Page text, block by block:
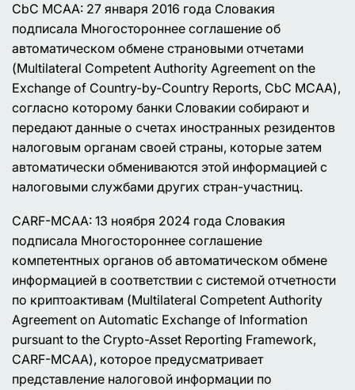
CbC MCAA: 27 января 2016 года Словакия
подписала Многостороннее соглашение об
автоматическом обмене страновыми отчетами
(Multilateral Competent Authority Agreement on the
Exchange of Country-by-Country Reports, CbC MCAA),
согласно которому банки Словакии собирают и
передают данные о счетах иностранных резидентов
налоговым органам своей страны, которые затем
автоматически обмениваются этой информацией с
налоговыми службами других стран-участниц.
CARF-MCAA: 13 ноября 2024 года Словакия
подписала Многостороннее соглашение
компетентных органов об автоматическом обмене
информацией в соответствии с системой отчетности
по криптоактивам (Multilateral Competent Authority
Agreement on Automatic Exchange of Information
pursuant to the Crypto-Asset Reporting Framework,
CARF-MCAA), которое предусматривает
представление налоговой информации по